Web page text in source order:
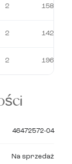
2 158 m²
2 142 m²
2 196 m²
46472572-04
Na sprzedaż